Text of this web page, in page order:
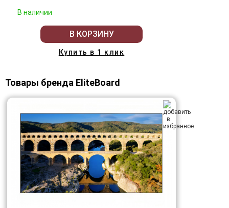
В наличии
В КОРЗИНУ
Купить в 1 клик
Товары бренда EliteBoard